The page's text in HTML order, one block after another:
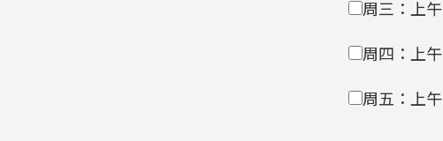
周三：上午
周四：上午
周五：上午